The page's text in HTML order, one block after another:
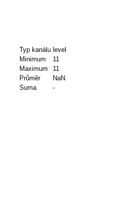
Typ kanálu level
Minimum
11
Maximum
11
Průměr
NaN
Suma
-